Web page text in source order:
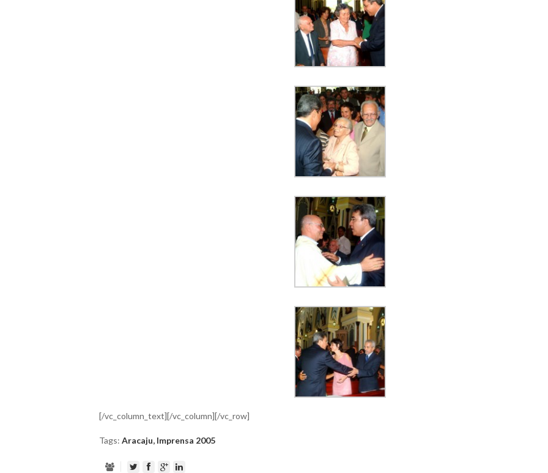
[/vc_column_text][/vc_column][/vc_row]
Tags: Aracaju, Imprensa 2005